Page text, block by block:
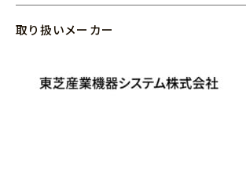
取り扱いメーカー